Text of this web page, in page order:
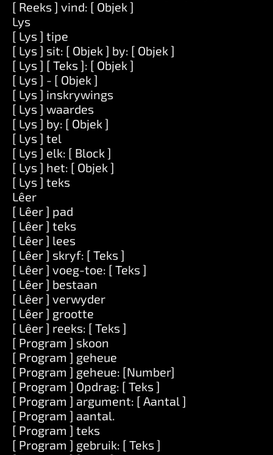
[ Reeks ] vind: [ Objek ]
Lys
[ Lys ] tipe
[ Lys ] sit: [ Objek ] by: [ Objek ]
[ Lys ] [ Teks ]: [ Objek ]
[ Lys ] - [ Objek ]
[ Lys ] inskrywings
[ Lys ] waardes
[ Lys ] by: [ Objek ]
[ Lys ] tel
[ Lys ] elk: [ Block ]
[ Lys ] het: [ Objek ]
[ Lys ] teks
Lêer
[ Lêer ] pad
[ Lêer ] teks
[ Lêer ] lees
[ Lêer ] skryf: [ Teks ]
[ Lêer ] voeg-toe: [ Teks ]
[ Lêer ] bestaan
[ Lêer ] verwyder
[ Lêer ] grootte
[ Lêer ] reeks: [ Teks ]
[ Program ] skoon
[ Program ] geheue
[ Program ] geheue: [Number]
[ Program ] Opdrag: [ Teks ]
[ Program ] argument: [ Aantal ]
[ Program ] aantal.
[ Program ] teks
[ Program ] gebruik: [ Teks ]